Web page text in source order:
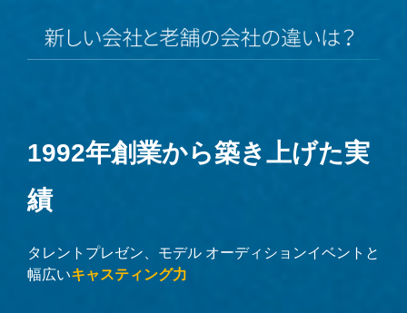
1992年創業から築き上げた実
績
タレントプレゼン、モデル オーディションイベントと
幅広いキャスティング力